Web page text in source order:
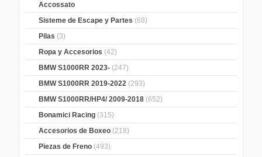
Accossato
Sisteme de Escape y Partes (68)
Pilas (3)
Ropa y Accesorios (42)
BMW S1000RR 2023- (247)
BMW S1000RR 2019-2022 (293)
BMW S1000RR/HP4/ 2009-2018 (652)
Bonamici Racing (315)
Accesorios de Boxeo (218)
Piezas de Freno (493)